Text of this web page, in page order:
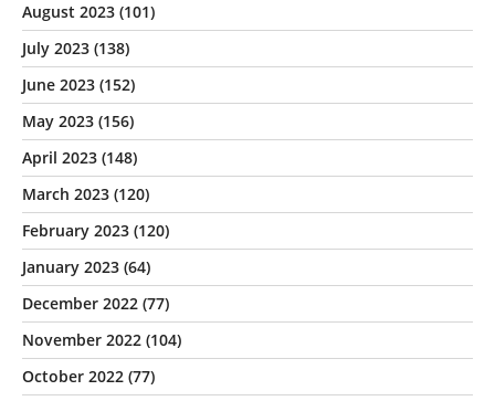
August 2023 (101)
July 2023 (138)
June 2023 (152)
May 2023 (156)
April 2023 (148)
March 2023 (120)
February 2023 (120)
January 2023 (64)
December 2022 (77)
November 2022 (104)
October 2022 (77)